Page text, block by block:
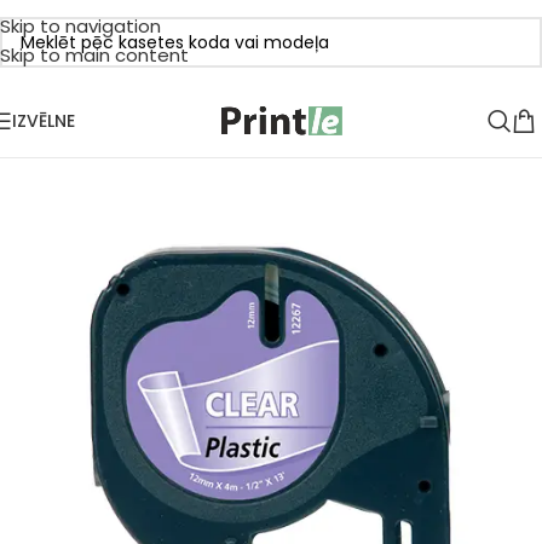
Skip to navigation
Skip to main content
IZVĒLNE